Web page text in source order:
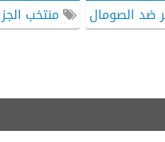
ضد الصومال
منتخب